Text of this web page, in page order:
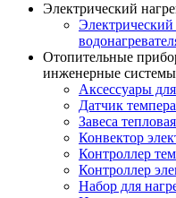
Электрический
Электрический
Отопительные
инженерные системы
Аксессуары
Датчик
Завеса тепловая
Конвектор
Контроллер
Контроллер
Набор для